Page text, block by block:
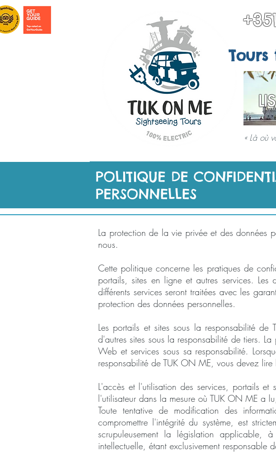
Tours
« Là où
POLITIQUE DE
PERSONNELLES
La protection de la vie privée et des données
nous.
Cette politique concerne les pratiques de
portails, sites en ligne et autres services.
différents services seront traitées avec les
protection des données personnelles.
Les portails et sites sous la responsabilité
d'autres sites sous la responsabilité de tiers.
Web et services sous sa responsabilité.
responsabilité de TUK ON ME, vous devez
L'accès et l'utilisation des services, portails
l'utilisateur dans la mesure où TUK ON ME a
Toute tentative de modification des
compromettre l'intégrité du système, est
scrupuleusement la législation applicable,
intellectuelle, étant exclusivement responsable